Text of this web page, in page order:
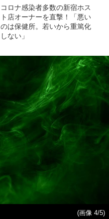
コロナ感染者多数の新宿ホス
ト店オーナーを直撃！「悪い
のは保健所。若いから重篤化
しない」
(画像 4/5)